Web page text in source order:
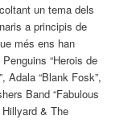
un tema dels
a principis de
més ens han
“Herois de
Adala “Blank Fosk”,
Band “Fabulous
& The